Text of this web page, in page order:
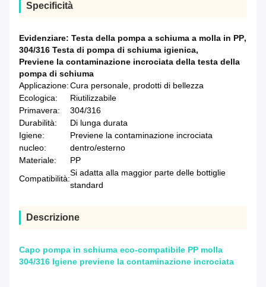
Specificità
Evidenziare: Testa della pompa a schiuma a molla in PP,
304/316 Testa di pompa di schiuma igienica,
Previene la contaminazione incrociata della testa della
pompa di schiuma
Applicazione:Cura personale, prodotti di bellezza
Ecologica:
Riutilizzabile
Primavera:
304/316
Durabilità:
Di lunga durata
Igiene:
Previene la contaminazione incrociata
nucleo:
dentro/esterno
Materiale:
PP
Compatibilità:
Si adatta alla maggior parte delle bottiglie
standard
Descrizione
Capo pompa in schiuma eco-compatibile PP molla
304/316 Igiene previene la contaminazione incrociata